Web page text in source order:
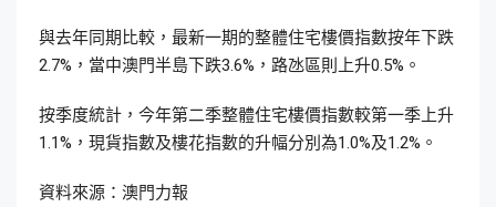
與去年同期比較，最新一期的整體住宅樓價指數按年下跌
2.7%，當中澳門半島下跌3.6%，路氹區則上升0.5%。
按季度統計，今年第二季整體住宅樓價指數較第一季上升
1.1%，現貨指數及樓花指數的升幅分別為1.0%及1.2%。
資料來源：澳門力報